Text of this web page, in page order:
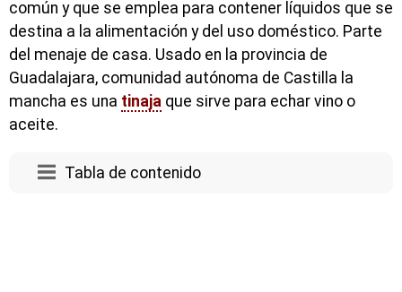
común y que se emplea para contener líquidos que se
destina a la alimentación y del uso doméstico. Parte
del menaje de casa. Usado en la provincia de
Guadalajara, comunidad autónoma de Castilla la
mancha es una tinaja que sirve para echar vino o
aceite.
Tabla de contenido